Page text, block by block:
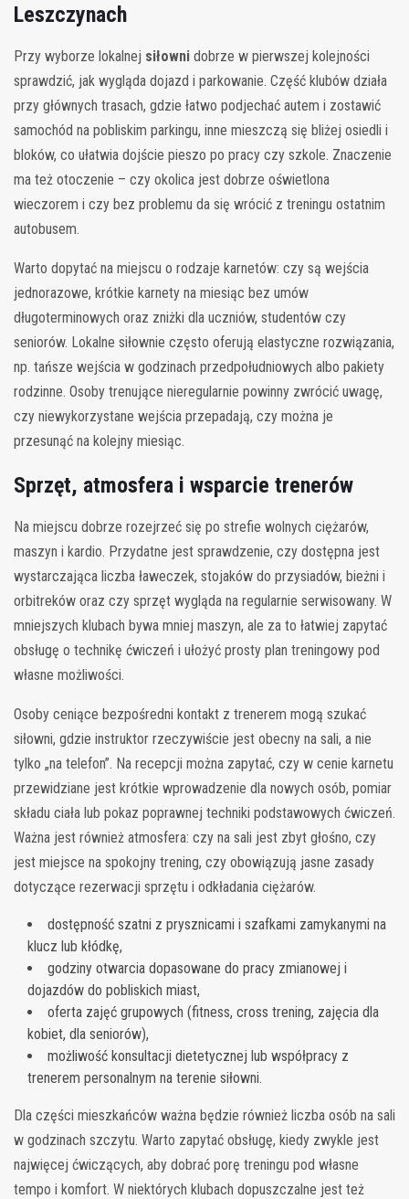
Leszczynach
Przy wyborze lokalnej siłowni dobrze w pierwszej kolejności
sprawdzić, jak wygląda dojazd i parkowanie. Część klubów działa
przy głównych trasach, gdzie łatwo podjechać autem i zostawić
samochód na pobliskim parkingu, inne mieszczą się bliżej osiedli i
bloków, co ułatwia dojście pieszo po pracy czy szkole. Znaczenie
ma też otoczenie – czy okolica jest dobrze oświetlona
wieczorem i czy bez problemu da się wrócić z treningu ostatnim
autobusem.
Warto dopytać na miejscu o rodzaje karnetów: czy są wejścia
jednorazowe, krótkie karnety na miesiąc bez umów
długoterminowych oraz zniżki dla uczniów, studentów czy
seniorów. Lokalne siłownie często oferują elastyczne rozwiązania,
np. tańsze wejścia w godzinach przedpołudniowych albo pakiety
rodzinne. Osoby trenujące nieregularnie powinny zwrócić uwagę,
czy niewykorzystane wejścia przepadają, czy można je
przesunąć na kolejny miesiąc.
Sprzęt, atmosfera i wsparcie trenerów
Na miejscu dobrze rozejrzeć się po strefie wolnych ciężarów,
maszyn i kardio. Przydatne jest sprawdzenie, czy dostępna jest
wystarczająca liczba ławeczek, stojaków do przysiadów, bieżni i
orbitreków oraz czy sprzęt wygląda na regularnie serwisowany. W
mniejszych klubach bywa mniej maszyn, ale za to łatwiej zapytać
obsługę o technikę ćwiczeń i ułożyć prosty plan treningowy pod
własne możliwości.
Osoby ceniące bezpośredni kontakt z trenerem mogą szukać
siłowni, gdzie instruktor rzeczywiście jest obecny na sali, a nie
tylko „na telefon”. Na recepcji można zapytać, czy w cenie karnetu
przewidziane jest krótkie wprowadzenie dla nowych osób, pomiar
składu ciała lub pokaz poprawnej techniki podstawowych ćwiczeń.
Ważna jest również atmosfera: czy na sali jest zbyt głośno, czy
jest miejsce na spokojny trening, czy obowiązują jasne zasady
dotyczące rezerwacji sprzętu i odkładania ciężarów.
dostępność szatni z prysznicami i szafkami zamykanymi na
klucz lub kłódkę,
godziny otwarcia dopasowane do pracy zmianowej i
dojazdów do pobliskich miast,
oferta zajęć grupowych (fitness, cross trening, zajęcia dla
kobiet, dla seniorów),
możliwość konsultacji dietetycznej lub współpracy z
trenerem personalnym na terenie siłowni.
Dla części mieszkańców ważna będzie również liczba osób na sali
w godzinach szczytu. Warto zapytać obsługę, kiedy zwykle jest
najwięcej ćwiczących, aby dobrać porę treningu pod własne
tempo i komfort. W niektórych klubach dopuszczalne jest też